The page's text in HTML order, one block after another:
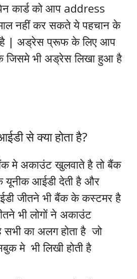
कार्ड को आप address
नहीं कर सकते ये पहचान के
है | अड्रेस प्रूफ के लिए आप
जिसमे भी अड्रेस लिखा हुआ है
से क्या होता है?
मे अकाउंट खुलवाते है तो बैंक
आईडी देती है और
जीतने भी बैंक के कस्टमर है
भी लोगों ने अकाउंट
सभी का अलग होता है जो
मे भी लिखी होती है